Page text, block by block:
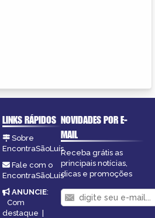
LINKS RÁPIDOS
Sobre
EncontraSãoLuís
Fale com o
EncontraSãoLuís
ANUNCIE:
Com
destaque |
NOVIDADES POR E-
MAIL
Receba grátis as
principais notícias,
dicas e promoções